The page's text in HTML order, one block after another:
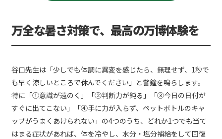
万全な暑さ対策で、最高の万博体験を
谷口先生は「少しでも体調に異変を感じたら、無理せず、1秒で
も早く涼しいところで休んでください」と警鐘を鳴らします。
特に「①意識が遠のく」「②判断力が鈍る」「③今日の日付が
すぐに出てこない」「④手に力が入らず、ペットボトルのキャ
ップがうまくあけられない」の4つのうち、どれか1つでも当て
はまる症状があれば、体を冷やし、水分・塩分補給をして回復